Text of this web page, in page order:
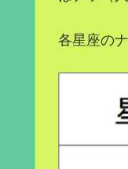
各星座の